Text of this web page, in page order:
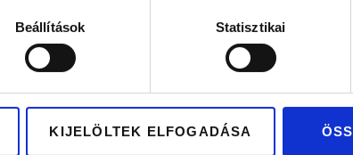
Beállítások Statisztikai
KIJELÖLTEK ELFOGADÁSA
Ft
pár
BRÜSSZEL
645.300
Rose gold